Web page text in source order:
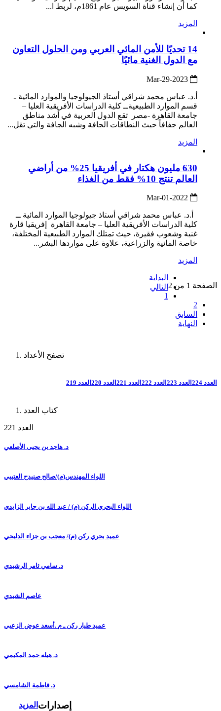
كما أن إنشاء قناة السويس عام 1861م، لربط ا...
المزيد
14 تحديًا للأمن المائي العربي ومن الحلول التعاون
مع الدول الغنية مائيًا
أ.د. عباس محمد شراقي أستاذ الجيولوجيا والموارد المائية ـ
قسم الموارد الطبيعيةــ كلية الدراسات الأفريقية العليا –
جامعة القاهرة -مصر تقع الدول العربية في أشد مناطق
العالم جفافاً حيث النطاقات الجافة وشبه الجافة والتي تقل...
المزيد
630 مليون هكتار في أفريقيا 25% من أراضي
العالم تنتج 10% فقط من الغذاء
أ.د. عباس محمد شراقي أستاذ جيولوجيا الموارد المائية ــ
كلية الدراسات الأفريقية العليا – جامعة القاهرة إفريقيا قارة
غنية وشعوب فقيرة، حيث تمتلك الموارد الطبيعية المختلفة،
خاصة المائية والزراعية، علاوة على مواردها البشر...
المزيد
الصفحة 1 من 2
البداية
التالي
1
2
السابق
النهاية
تصفح الأعداد
العدد 224 العدد 223 العدد 222 العدد 221 العدد 220 العدد 219
كتاب العدد
العدد 221
د. هاجد بن يحيى الأصلعي
اللواء المهندس(م)/صالح صنيدح العتيبي
اللواء البحري الركن (م) / عبد الله بن جابر الزايدي
عميد بحري ركن (م)/ معجب بن جزاء الدلبحي
د. سامي ثامر الرشيدي
عاصم الشيدي
عميد طيار ركن ـ م .أسعد عوض الزعبي
د. هيله حمد المكيمي
د. فاطمة الشامسي
المزيد إصدارات